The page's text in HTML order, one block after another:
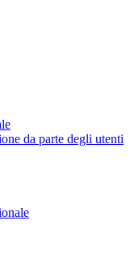
da parte degli utenti